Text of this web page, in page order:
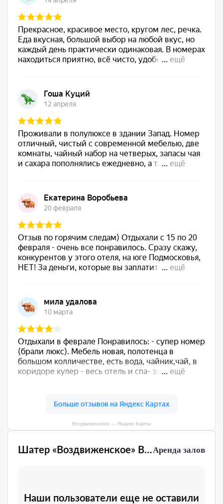
Шатер «Воздвиженское» ВоздвиженскоеАренда залов
Наши пользователи еще не оставили
Воздвиженское — Яндекс Карты